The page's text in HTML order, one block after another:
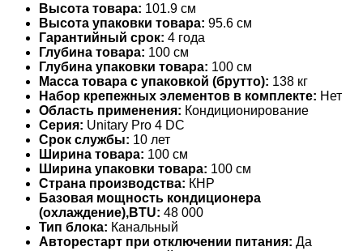
Высота товара: 101.9 см
Высота упаковки товара: 95.6 см
Гарантийный срок: 4 года
Глубина товара: 100 см
Глубина упаковки товара: 100 см
Масса товара с упаковкой (брутто): 138 кг
Набор крепежных элементов в комплекте: Нет
Область применения: Кондиционирование
Серия: Unitary Pro 4 DC
Срок службы: 10 лет
Ширина товара: 100 см
Ширина упаковки товара: 100 см
Страна производства: КНР
Базовая мощность кондиционера
(охлаждение),BTU: 48 000
Тип блока: Канальный
Авторестарт при отключении питания: Да